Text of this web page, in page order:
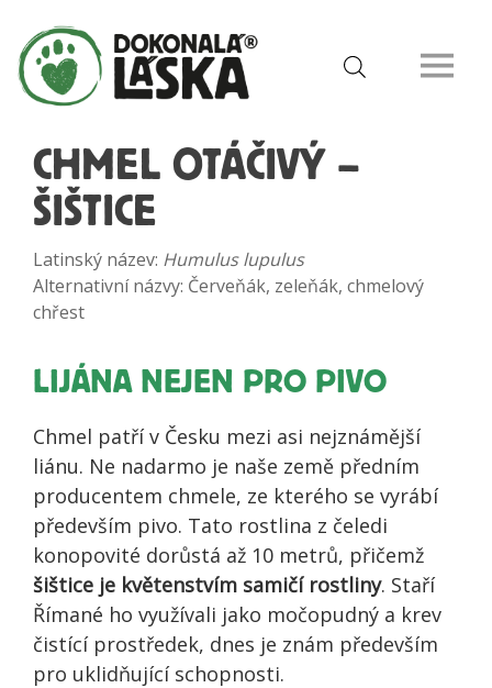
CHMEL OTÁČIVÝ –
ŠIŠTICE
Latinský název: Humulus lupulus
Alternativní názvy: Červeňák, zeleňák, chmelový
chřest
LIJÁNA NEJEN PRO PIVO
Chmel patří v Česku mezi asi nejznámější
liánu. Ne nadarmo je naše země předním
producentem chmele, ze kterého se vyrábí
především pivo. Tato rostlina z čeledi
konopovité dorůstá až 10 metrů, přičemž
šištice je květenstvím samičí rostliny. Staří
Římané ho využívali jako močopudný a krev
čistící prostředek, dnes je znám především
pro uklidňující schopnosti.